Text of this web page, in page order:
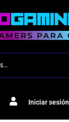
Iniciar sesión